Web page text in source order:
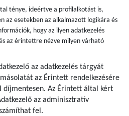
ténye, ideértve a profilalkotást is,
az esetekben az alkalmazott logikára és
hogy az ilyen adatkezelés
az érintettre nézve milyen várható
az adatkezelés tárgyát
az Érintett rendelkezésére
díjmentesen. Az Érintett által kért
az adminisztratív
fel.